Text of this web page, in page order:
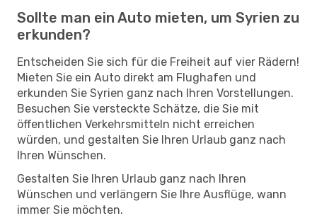
Sollte man ein Auto mieten, um Syrien zu
erkunden?
Entscheiden Sie sich für die Freiheit auf vier Rädern!
Mieten Sie ein Auto direkt am Flughafen und
erkunden Sie Syrien ganz nach Ihren Vorstellungen.
Besuchen Sie versteckte Schätze, die Sie mit
öffentlichen Verkehrsmitteln nicht erreichen
würden, und gestalten Sie Ihren Urlaub ganz nach
Ihren Wünschen.
Gestalten Sie Ihren Urlaub ganz nach Ihren
Wünschen und verlängern Sie Ihre Ausflüge, wann
immer Sie möchten.